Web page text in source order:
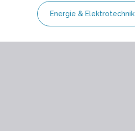
Energie & Elektrotechnik